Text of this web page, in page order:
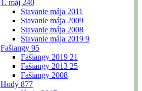
1. máj 240
Stavanie mája 2011
Stavanie mája 2009
Stavanie mája 2008
Stavanie mája 2019 9
Fašiangy 95
Fašiangy 2019 21
Fašiangy 2013 25
Fašiangy 2008
Hody 877